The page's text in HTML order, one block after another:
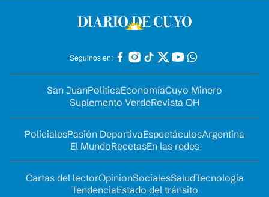
Seguinos en:
San JuanPolíticaEconomíaCuyo Minero
Suplemento VerdeRevista OH
PolicialesPasión DeportivaEspectáculosArgentina
El MundoRecetasEn las redes
Cartas del lectorOpinionSocialesSaludTecnología
TendenciaEstado del tránsito